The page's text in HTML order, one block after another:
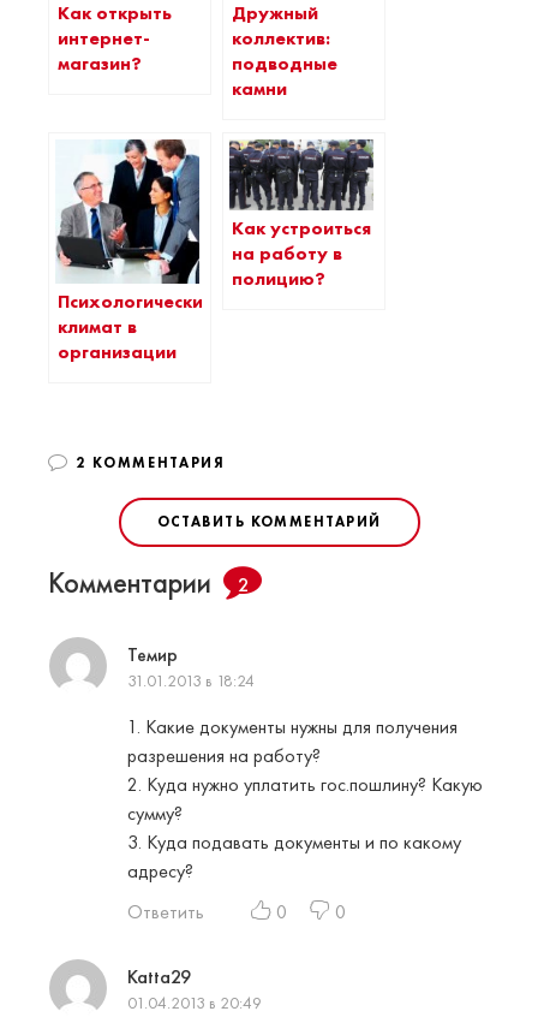
Как открыть
интернет-
магазин?
Дружный
коллектив:
подводные
камни
Психологический
климат в
организации
Как устроиться
на работу в
полицию?
2 КОММЕНТАРИЯ
ОСТАВИТЬ КОММЕНТАРИЙ
Комментарии 2
Темир
31.01.2013 в 18:24
1. Какие документы нужны для получения
разрешения на работу?
2. Куда нужно уплатить гос.пошлину? Какую
сумму?
3. Куда подавать документы и по какому
адресу?
Ответить
0 0
Katta29
01.04.2013 в 20:49